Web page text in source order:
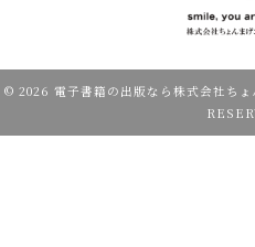
© 2026 電子書籍の出版なら株式会社ち